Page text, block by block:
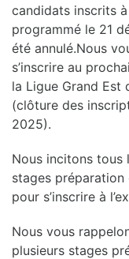
candidats inscrits à
programmé le 21
été annulé.Nous
s’inscrire au
la Ligue Grand Est
(clôture des
2025).
Nous incitons tous
stages
pour s’inscrire à
Nous vous
plusieurs stages